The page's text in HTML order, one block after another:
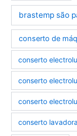
brastemp são
conserto de
conserto
conserto
conserto
conserto